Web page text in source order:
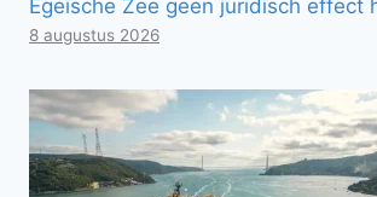
Egeïsche Zee geen juridisch effect
8 augustus 2026